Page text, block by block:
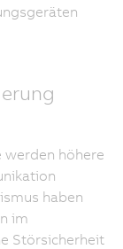
werden höhere
haben
im
Störsicherheit